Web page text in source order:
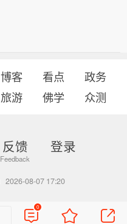
博客 看点
政务
旅游 佛学 众测
反馈 登录
2026-08-07 17:20
0